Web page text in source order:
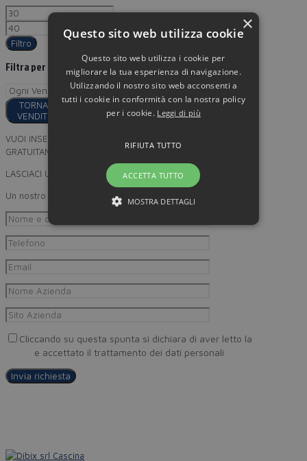
Filtro
Filtra per
TORNA AI
VENDITORI
VUOI INSERIRE I TUOI PRODOTTI
GRATUITAMENTE SU MINORPREZZO?
LASCIACI UN RECAPITO
Un nostro incaricato provvederà a ricontattarti
Cliccando su questa spunta si dichiara di aver letto la
e accettato il trattamento dei dati personali
×
Questo sito web utilizza cookie
Questo sito web utilizza i cookie per
migliorare la tua esperienza di navigazione.
Utilizzando il nostro sito web acconsenti a
tutti i cookie in conformità con la nostra policy
per i cookie. Leggi di più
ACCETTA TUTTO
RIFIUTA TUTTO
MOSTRA DETTAGLI